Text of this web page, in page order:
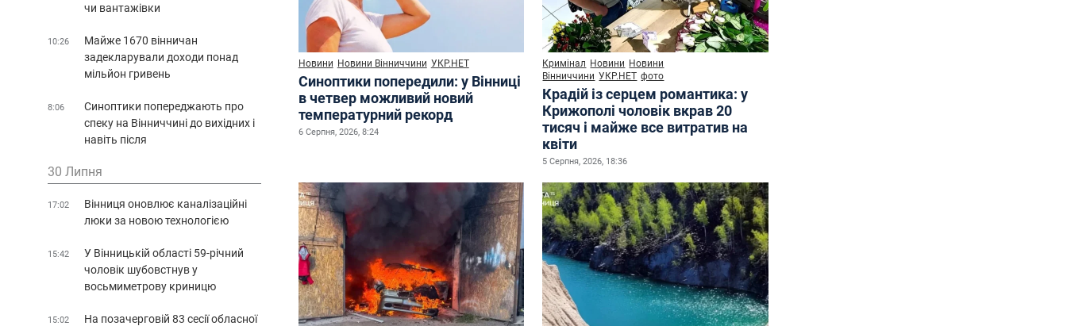
Новини Новини Вінниччини УКР.НЕТ
Синоптики попередили: у Вінниці
в четвер можливий новий
температурний рекорд
6 Серпня, 2026, 8:24
Кримінал Новини Новини
Вінниччини УКР.НЕТ фото
Крадій із серцем романтика: у
Крижополі чоловік вкрав 20
тисяч і майже все витратив на
квіти
5 Серпня, 2026, 18:36
чи вантажівки
10:26
Майже 1670 вінничан
задекларували доходи понад
мільйон гривень
8:06
Синоптики попереджають про
спеку на Вінниччині до вихідних і
навіть після
30 Липня
17:02
Вінниця оновлює каналізаційні
люки за новою технологією
15:42
У Вінницькій області 59-річний
чоловік шубовстнув у
восьмиметрову криницю
15:02
На позачерговій 83 сесії обласної